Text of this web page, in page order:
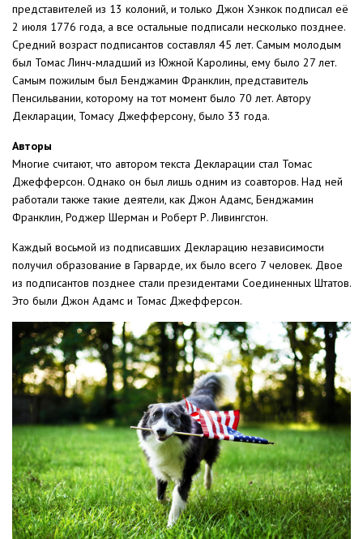
представителей из 13 колоний, и только Джон Хэнкок подписал её
2 июля 1776 года, а все остальные подписали несколько позднее.
Средний возраст подписантов составлял 45 лет. Самым молодым
был Томас Линч-младший из Южной Каролины, ему было 27 лет.
Самым пожилым был Бенджамин Франклин, представитель
Пенсильвании, которому на тот момент было 70 лет. Автору
Декларации, Томасу Джефферсону, было 33 года.
Авторы
Многие считают, что автором текста Декларации стал Томас
Джефферсон. Однако он был лишь одним из соавторов. Над ней
работали также такие деятели, как Джон Адамс, Бенджамин
Франклин, Роджер Шерман и Роберт Р. Ливингстон.
Каждый восьмой из подписавших Декларацию независимости
получил образование в Гарварде, их было всего 7 человек. Двое
из подписантов позднее стали президентами Соединенных Штатов.
Это были Джон Адамс и Томас Джефферсон.